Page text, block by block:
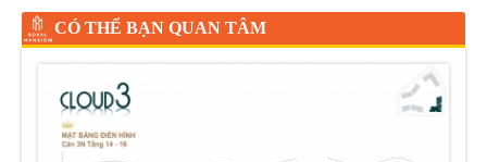
CÓ THỂ BẠN QUAN TÂM